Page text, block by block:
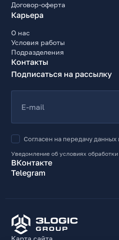
Договор-оферта
Карьера
О нас
Условия работы
Подразделения
Контакты
Подписаться на рассылку
E-mail
Согласен на передачу
Уведомление об условиях
ВКонтакте
Telegram
Карта сайта